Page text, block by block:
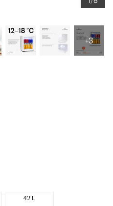
+3
42 L